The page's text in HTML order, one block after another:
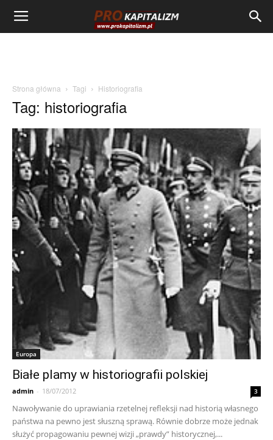
Strona główna Tagi Historiografia
Tag: historiografia
Europa
Białe plamy w historiografii polskiej
admin - 18/07/2012 3
Nawoływanie do uprawiania rzetelnej refleksji nad historią własnego
państwa na pewno jest słuszną sprawą. Równie dobrze może jednak
służyć propagowaniu pewnej wizji „prawdy” historycznej,...